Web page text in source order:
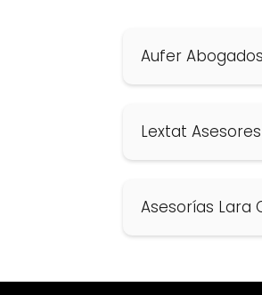
Aufer
Lextat
Asesorías Lara